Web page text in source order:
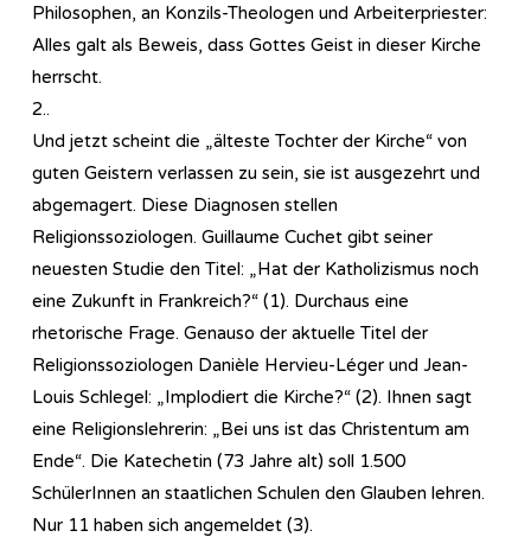
Philosophen, an Konzils-Theologen und Arbeiterpriester:
Alles galt als Beweis, dass Gottes Geist in dieser Kirche
herrscht.
2..
Und jetzt scheint die „älteste Tochter der Kirche“ von
guten Geistern verlassen zu sein, sie ist ausgezehrt und
abgemagert. Diese Diagnosen stellen
Religionssoziologen. Guillaume Cuchet gibt seiner
neuesten Studie den Titel: „Hat der Katholizismus noch
eine Zukunft in Frankreich?“ (1). Durchaus eine
rhetorische Frage. Genauso der aktuelle Titel der
Religionssoziologen Danièle Hervieu-Léger und Jean-
Louis Schlegel: „Implodiert die Kirche?“ (2). Ihnen sagt
eine Religionslehrerin: „Bei uns ist das Christentum am
Ende“. Die Katechetin (73 Jahre alt) soll 1.500
SchülerInnen an staatlichen Schulen den Glauben lehren.
Nur 11 haben sich angemeldet (3).